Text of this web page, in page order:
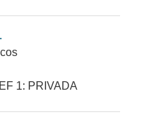
1: PRIVADA